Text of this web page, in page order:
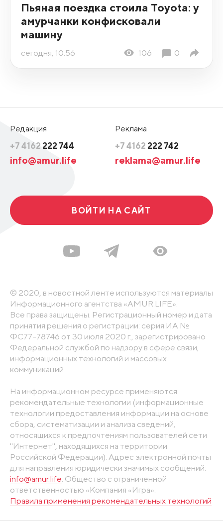
Пьяная поездка стоила Toyota: у
амурчанки конфисковали
машину
сегодня, 10:56 106 0
Редакция
+7 4162 222 744
info@amur.life
Реклама
+7 4162 222 742
reklama@amur.life
ВОЙТИ НА САЙТ
© 2020, в новостной ленте используются материалы
Информационного агентства «AMUR.LIFE».
Все права защищены. Регистрационный номер и дата
принятия решения о регистрации: серия ИА №
ФС77-78746 от 30 июля 2020 г., зарегистрировано
Федеральной службой по надзору в сфере связи,
информационных технологий и массовых
коммуникаций
На информационном ресурсе применяются
рекомендательные технологии (информационные
технологии предоставления информации на основе
сбора, систематизации и анализа сведений,
относящихся к предпочтениям пользователей сети
"Интернет", находящихся на территории
Российской Федерации). Адрес электронной почты
для направления юридически значимых сообщений:
info@amur.life . Общество с ограниченной
ответственностью «Компания «Игра».
Правила применения рекомендательных технологий